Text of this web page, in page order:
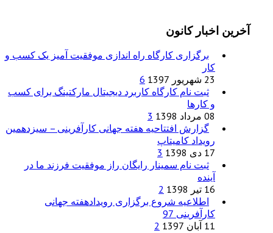
آخرین اخبار کانون
برگزاری کارگاه راه اندازی موفقیت آمیز یک کسب و
کار
23 شهریور 1397
6
ثبت نام کارگاه کاربرد دیجیتال مارکتینگ برای کسب
و کارها
08 مرداد 1398
3
گزارش افتتاحیه هفته جهانی کارآفرینی – سیزدهمین
رویداد کامیتاپ
17 دی 1398
3
ثبت نام سمینار رایگان راز موفقیت فرزند ما در
آینده
16 تیر 1398
2
اطلاعیه شروع برگزاری رویدادهفته جهانی
کارآفرینی 97
11 آبان 1397
2